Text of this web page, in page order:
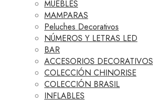
MUEBLES
MAMPARAS
Peluches Decorativos
NÚMEROS Y LETRAS LED
BAR
ACCESORIOS DECORATIVOS
COLECCIÓN CHINORISE
COLECCIÓN BRASIL
INFLABLES